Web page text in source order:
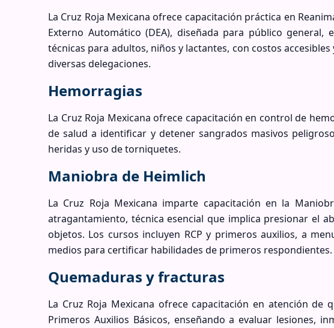
La Cruz Roja Mexicana ofrece capacitación práctica en
Externo Automático (DEA), diseñada para público
técnicas para adultos, niños y lactantes, con costos
diversas delegaciones.
Hemorragias
La Cruz Roja Mexicana ofrece capacitación en control de
de salud a identificar y detener sangrados masivos
heridas y uso de torniquetes.
Maniobra de Heimlich
La Cruz Roja Mexicana imparte capacitación en la
atragantamiento, técnica esencial que implica presionar el
objetos. Los cursos incluyen RCP y primeros auxilios, a
medios para certificar habilidades de primeros respondientes.
Quemaduras y fracturas
La Cruz Roja Mexicana ofrece capacitación en atención
Primeros Auxilios Básicos, enseñando a evaluar lesiones,